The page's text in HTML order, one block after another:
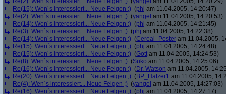
Re(15): Wen´s interessiert... Neue Felgen ;) (phj am 11.04.2005, 14:20:47)
Re(2): Wen´s interessiert... Neue Felgen ;) (yangel am 11.04.2005, 14:20:53)
Re(14): Wen´s interessiert... Neue Felgen ;) (phj am 11.04.2005, 14:21:45)
Re(3): Wen´s interessiert... Neue Felgen ;) (phj am 11.04.2005, 14:22:38)
Re(14): Wen´s interessiert... Neue Felgen ;) (Cereal_Poster am 11.04.2005,
Re(15): Wen´s interessiert... Neue Felgen ;) (phj am 11.04.2005, 14:24:48)
Re(15): Wen´s interessiert... Neue Felgen ;) (Gott am 11.04.2005, 14:24:53)
Re(8): Wen´s interessiert... Neue Felgen ;) (Suko am 11.04.2005, 14:25:06)
Re(16): Wen´s interessiert... Neue Felgen ;) (Dr. Watson am 11.04.2005,
Re(20): Wen´s interessiert... Neue Felgen ;) (BP_Hatzer1 am 11.04.2005,
Re(4): Wen´s interessiert... Neue Felgen ;) (yangel am 11.04.2005, 14:27:03)
Re(16): Wen´s interessiert... Neue Felgen ;) (phj am 11.04.2005, 14:27:17)